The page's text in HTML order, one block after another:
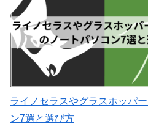
ライノセラスやグラスホッパ
ン7選と選び方